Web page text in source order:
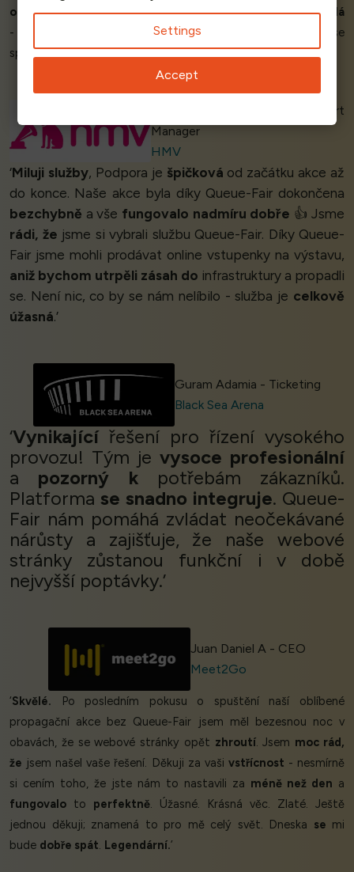
opravdu povedl,funguje opravdu dobře. Podpora bylaskvělá
- každá otázka byla zodpovězena
Blíží se
spousta akcí, při kterých chceme Queue-Fair také využít.’
Terry R - Application Support
Manager
HMV
‘Miluji služby, Podpora je špičková od začátku akce až
do konce. Naše akce byla díky Queue-Fair dokončena
bezchybně a vše fungovalo nadmíru dobře 👍 Jsme
rádi, že jsme si vybrali službu Queue-Fair. Díky Queue-
Fair jsme mohli prodávat online vstupenky na výstavu,
aniž bychom utrpěli zásah do infrastruktury a propadli
se. Není nic, co by se nám nelíbilo - služba je celkově
úžasná.’
Guram Adamia - Ticketing
Black Sea Arena
‘Vynikající řešení pro řízení vysokého
provozu! Tým je vysoce profesionální
a pozorný kpotřebám zákazníků.
Platforma se snadno integruje. Queue-
Fair nám pomáhá zvládat neočekávané
nárůsty a zajišťuje, že naše webové
stránky zůstanou funkční i v době
nejvyšší poptávky.’
Juan Daniel A - CEO
Meet2Go
‘Skvělé. Po posledním pokusu o spuštění naší oblíbené
propagační akce bez Queue-Fair jsem měl bezesnou noc v
obavách, že se webové stránky opět zhroutí. Jsem moc rád,
že jsem našel vaše řešení. Děkuji za vaši vstřícnost - nesmírně
si cením toho, že jste nám to nastavili za méně než den a
fungovalo to perfektně. Úžasné. Krásná věc. Zlaté. Ještě
jednou děkuji; znamená to pro mě celý svět. Dneska se mi
bude dobře spát. Legendární.’
Settings
Accept